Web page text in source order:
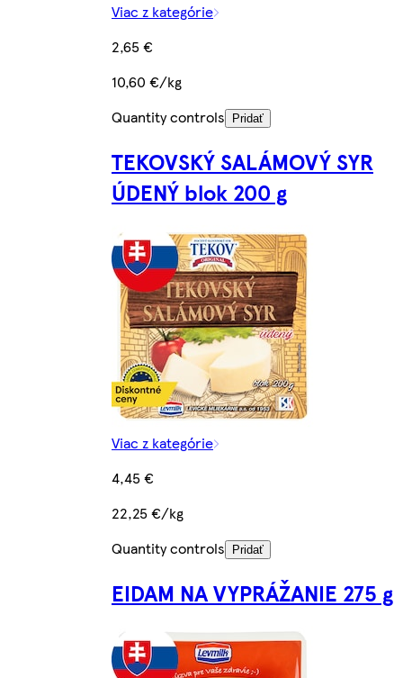
Viac z kategórie
2,65 €
10,60 €/kg
Quantity controls
Pridať
TEKOVSKÝ SALÁMOVÝ SYR
ÚDENÝ blok 200 g
Viac z kategórie
4,45 €
22,25 €/kg
Quantity controls
Pridať
EIDAM NA VYPRÁŽANIE 275 g